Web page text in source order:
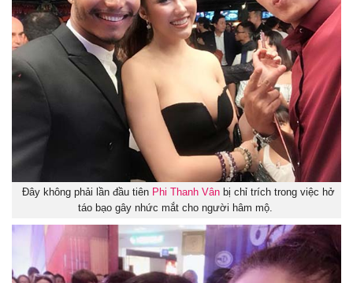
Đây không phải lần đầu tiên Phi Thanh Vânbị chỉ trích trong việc hở
táo bạo gây nhức mắt cho người hâm mộ.